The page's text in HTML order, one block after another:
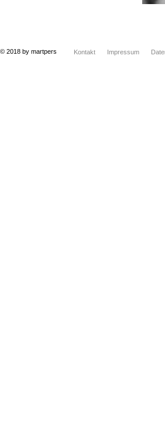
© 2018 by martpers Kontakt Impressum